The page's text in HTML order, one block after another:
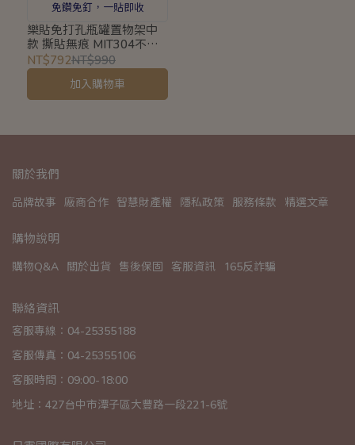
免鑽免釘，一貼即收
樂貼免打孔瓶罐置物架中
款 撕貼無痕 MIT304不鏽
鋼
NT$792NT$990
加入購物車
關於我們
品牌故事 廠商合作 智慧財產權 隱私政策 服務條款 精選文章
購物說明
購物Q&A 關於出貨 售後保固 客服資訊 165反詐騙
聯絡資訊
客服專線：04-25355188
客服傳真：04-25355106
客服時間：09:00-18:00
地址：427台中市潭子區大豐路一段221-6號